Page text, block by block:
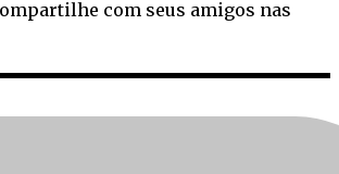
com seus amigos nas